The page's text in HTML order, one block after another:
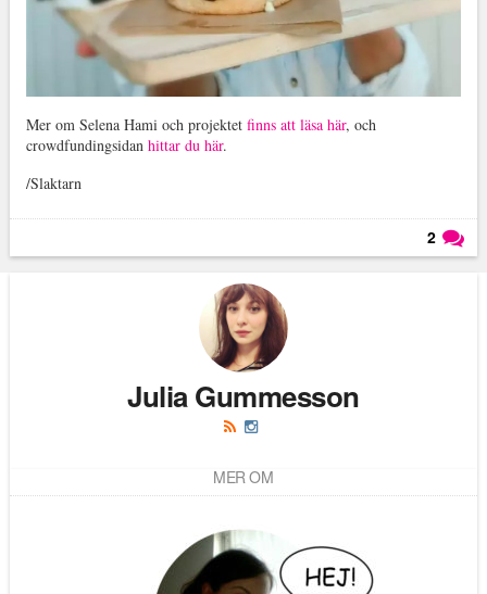
Mer om Selena Hami och projektet finns att läsa här, och
crowdfundingsidan hittar du här.
/Slaktarn
2
Julia Gummesson
MER OM